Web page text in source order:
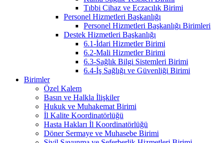
Tıbbi Cihaz ve Eczacılık Birimi
Personel Hizmetleri Başkanlığı
Personel Hizmetleri Başkanlığı Birimleri
Destek Hizmetleri Başkanlığı
6.1-İdari Hizmetler Birimi
6.2-Mali Hizmetler Birimi
6.3-Sağlık Bilgi Sistemleri Birimi
6.4-İş Sağlığı ve Güvenliği Birimi
Birimler
Özel Kalem
Basın ve Halkla İlişkiler
Hukuk ve Muhakemat Birimi
İl Kalite Koordinatörlüğü
Hasta Hakları İl Koordinatörlüğü
Döner Sermaye ve Muhasebe Birimi